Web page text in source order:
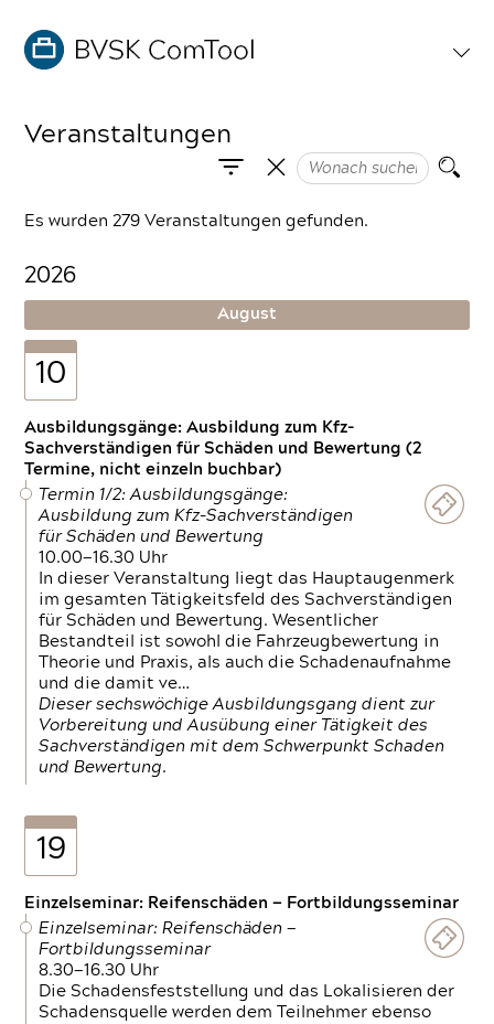
Veranstaltungen
Es wurden 279 Veranstaltungen gefunden.
2026
August
10
Ausbildungsgänge: Ausbildung zum Kfz-
Sachverständigen für Schäden und Bewertung (2
Termine, nicht einzeln buchbar)
Termin 1/2: Ausbildungsgänge:
Ausbildung zum Kfz-Sachverständigen
für Schäden und Bewertung
10.00—16.30 Uhr
In dieser Veranstaltung liegt das Hauptaugenmerk
im gesamten Tätigkeitsfeld des Sachverständigen
für Schäden und Bewertung. Wesentlicher
Bestandteil ist sowohl die Fahrzeugbewertung in
Theorie und Praxis, als auch die Schadenaufnahme
und die damit ve…
Dieser sechswöchige Ausbildungsgang dient zur
Vorbereitung und Ausübung einer Tätigkeit des
Sachverständigen mit dem Schwerpunkt Schaden
und Bewertung.
19
Einzelseminar: Reifenschäden — Fortbildungsseminar
Einzelseminar: Reifenschäden —
Fortbildungsseminar
8.30—16.30 Uhr
Die Schadensfeststellung und das Lokalisieren der
Schadensquelle werden dem Teilnehmer ebenso